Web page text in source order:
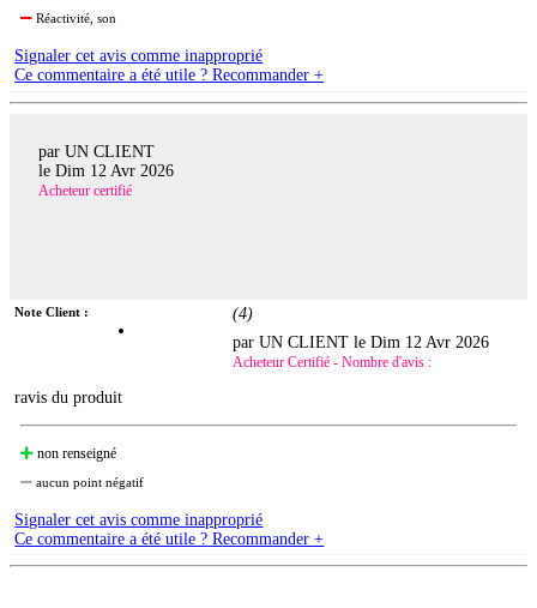
Réactivité, son
Signaler cet avis comme inapproprié
Ce commentaire a été utile ? Recommander +
par UN CLIENT
le Dim 12 Avr 2026
Acheteur certifié
Note Client : (4)
par UN CLIENT leDim 12 Avr 2026
Acheteur Certifié - Nombre d'avis :
ravis du produit
non renseigné
aucun point négatif
Signaler cet avis comme inapproprié
Ce commentaire a été utile ? Recommander +